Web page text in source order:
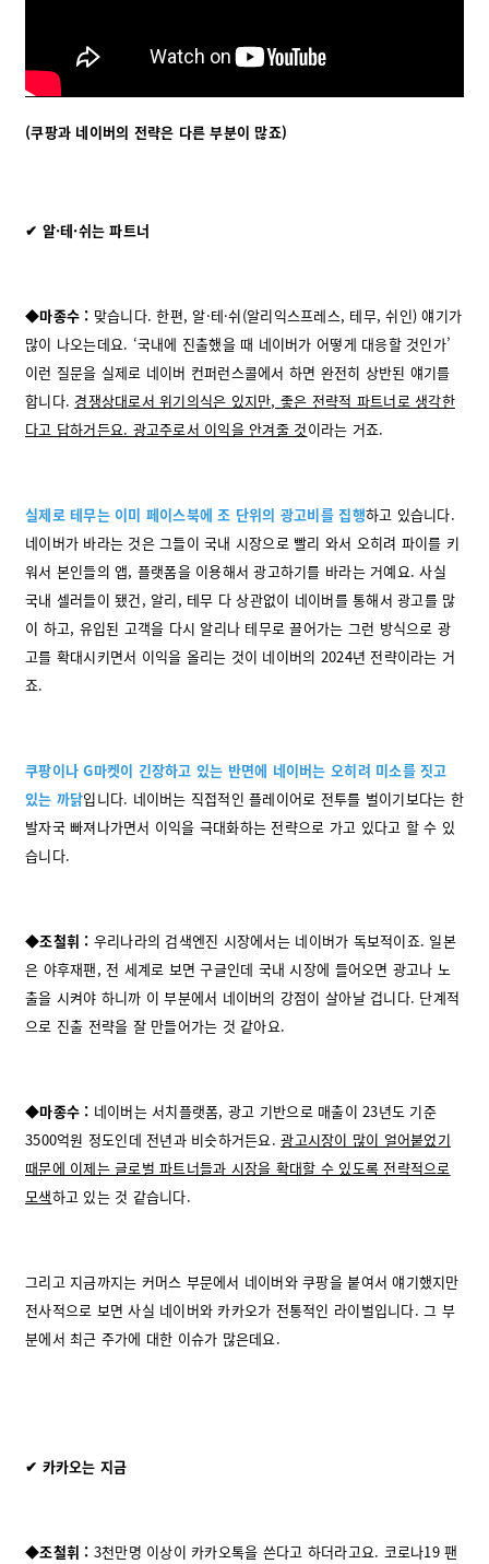
(쿠팡과 네이버의 전략은 다른 부분이 많죠)
✔ 알·테·쉬는 파트너
◆마종수 : 맞습니다. 한편, 알·테·쉬(알리익스프레스, 테무, 쉬인) 얘기가
많이 나오는데요. ‘국내에 진출했을 때 네이버가 어떻게 대응할 것인가’
이런 질문을 실제로 네이버 컨퍼런스콜에서 하면 완전히 상반된 얘기를
합니다. 경쟁상대로서 위기의식은 있지만, 좋은 전략적 파트너로 생각한
다고 답하거든요. 광고주로서 이익을 안겨줄 것이라는 거죠.
실제로 테무는 이미 페이스북에 조 단위의 광고비를 집행하고 있습니다.
네이버가 바라는 것은 그들이 국내 시장으로 빨리 와서 오히려 파이를 키
워서 본인들의 앱, 플랫폼을 이용해서 광고하기를 바라는 거예요. 사실
국내 셀러들이 됐건, 알리, 테무 다 상관없이 네이버를 통해서 광고를 많
이 하고, 유입된 고객을 다시 알리나 테무로 끌어가는 그런 방식으로 광
고를 확대시키면서 이익을 올리는 것이 네이버의 2024년 전략이라는 거
죠.
쿠팡이나 G마켓이 긴장하고 있는 반면에 네이버는 오히려 미소를 짓고
있는 까닭입니다. 네이버는 직접적인 플레이어로 전투를 벌이기보다는 한
발자국 빠져나가면서 이익을 극대화하는 전략으로 가고 있다고 할 수 있
습니다.
◆조철휘 : 우리나라의 검색엔진 시장에서는 네이버가 독보적이죠. 일본
은 야후재팬, 전 세계로 보면 구글인데 국내 시장에 들어오면 광고나 노
출을 시켜야 하니까 이 부분에서 네이버의 강점이 살아날 겁니다. 단계적
으로 진출 전략을 잘 만들어가는 것 같아요.
◆마종수 : 네이버는 서치플랫폼, 광고 기반으로 매출이 23년도 기준
3500억원 정도인데 전년과 비슷하거든요.광고시장이 많이 얼어붙었기
때문에 이제는 글로벌 파트너들과 시장을 확대할 수 있도록 전략적으로
모색하고 있는 것 같습니다.
그리고 지금까지는 커머스 부문에서 네이버와 쿠팡을 붙여서 얘기했지만
전사적으로 보면 사실 네이버와 카카오가 전통적인 라이벌입니다. 그 부
분에서 최근 주가에 대한 이슈가 많은데요.
✔ 카카오는 지금
◆조철휘 : 3천만명 이상이 카카오톡을 쓴다고 하더라고요. 코로나19 팬